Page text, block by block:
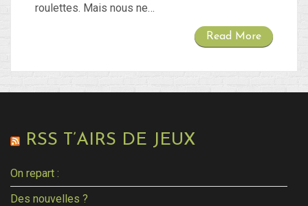
roulettes. Mais nous ne…
Read More
RSS T’AIRS DE JEUX
On repart :
Des nouvelles ?